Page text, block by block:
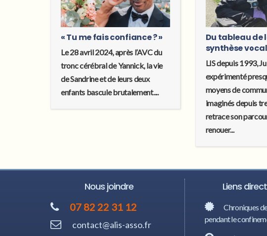
« Tu me fais confiance ? »
Le 28 avril 2024, après l’AVC du
tronc cérébral de Yannick, la vie
de Sandrine et de leurs deux
enfants bascule brutalement....
Du tableau de
synthèse
LIS depuis 1993,
expérimenté
moyens de
imaginés depuis
retrace son
renouer...
Nous joindre
07 82 22 31 12
contact@alis-asso.fr
Liens
Chroniques
pendant le